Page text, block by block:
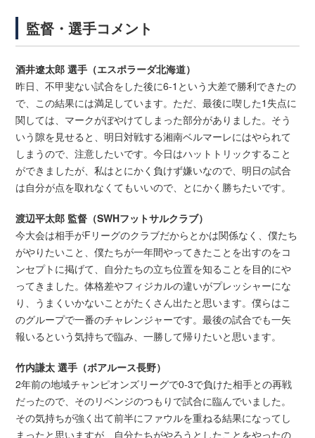
監督・選手コメント
酒井遼太郎 選手（エスポラーダ北海道）
昨日、不甲斐ない試合をした後に6-1という大差で勝利できたの
で、この結果には満足しています。ただ、最後に喫した1失点に
関しては、マークがぼやけてしまった部分がありました。そう
いう隙を見せると、明日対戦する湘南ベルマーレにはやられて
しまうので、注意したいです。今日はハットトリックすること
ができましたが、私はとにかく負けず嫌いなので、明日の試合
は自分が点を取れなくてもいいので、とにかく勝ちたいです。
渡辺平太郎 監督（SWHフットサルクラブ）
今大会は相手がFリーグのクラブだからとかは関係なく、僕たち
がやりたいこと、僕たちが一年間やってきたことを出すのをコ
ンセプトに掲げて、自分たちの立ち位置を知ることを目的にや
ってきました。体格差やフィジカルの違いがプレッシャーにな
り、うまくいかないことがたくさん出たと思います。僕らはこ
のグループで一番のチャレンジャーです。最後の試合でも一矢
報いるという気持ちで臨み、一勝して帰りたいと思います。
竹内謙太 選手（ボアルース長野）
2年前の地域チャンピオンズリーグで0-3で負けた相手との再戦
だったので、そのリベンジのつもりで試合に臨んでいました。
その気持ちが強く出て前半にファウルを重ねる結果になってし
まったと思いますが、自分たちがやろうとしたことをやったの